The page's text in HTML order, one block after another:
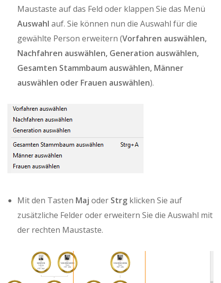
Maustaste auf das Feld oder klappen Sie das Menü
Auswahl auf. Sie können nun die Auswahl für die
gewählte Person erweitern (Vorfahren auswählen,
Nachfahren auswählen, Generation auswählen,
Gesamten Stammbaum auswählen, Männer
auswählen oder Frauen auswählen).
Mit den Tasten Maj oder Strg klicken Sie auf
zusätzliche Felder oder erweitern Sie die Auswahl mit
der rechten Maustaste.